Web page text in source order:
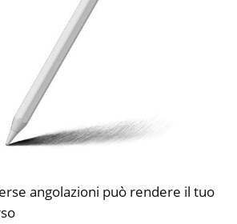
angolazioni può rendere il tuo